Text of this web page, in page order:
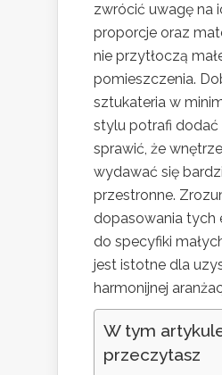
zwrócić uwagę na
proporcje oraz
nie przytłoczą
pomieszczenia.
sztukateria w
stylu potrafi dodać
sprawić, że
wydawać się
przestronne.
dopasowania tych
do specyfiki
jest istotne dla
harmonijnej
W tym
przeczytasz